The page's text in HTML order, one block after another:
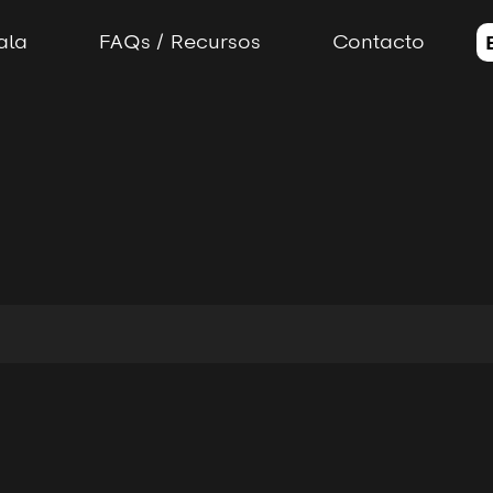
FAQs / Recursos Contacto